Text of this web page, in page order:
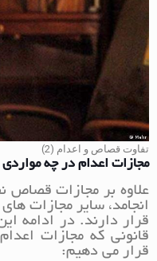
تفاوت قصاص و اعدام (2)
مجازات اعدام در چه
علاوه بر مجازات قصاص
انجامد، سایر مجازات
قرار دارند. در ادامه
قانونی که مجازات
قرار می دهیم: